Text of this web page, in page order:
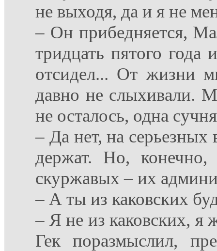
не выходя, да и я не
– Он прибедняется,
тридцать пятого
отсидел... От жизни
давно не слыхивали.
не осталось, одна
– Да нет, на
держат. Но, конечно,
скуржавых – их
– А ты из каковских
– Я не из каковских, я
Гек поразмыслил,